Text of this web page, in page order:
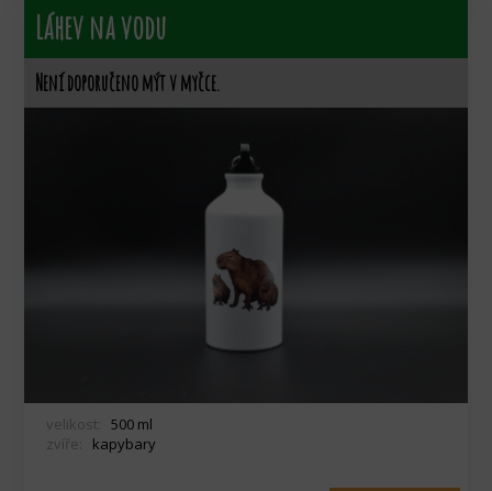
Láhev na vodu
Není doporučeno mýt v myčce.
velikost:
500 ml
zvíře:
kapybary